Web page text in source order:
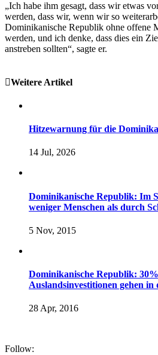
„Ich habe ihm gesagt, dass wir etwas
werden, dass wir, wenn wir so
Dominikanische Republik ohne offene
werden, und ich denke, dass dies ein
anstreben sollten“, sagte er.
Weitere Artikel
Hitzewarnung für die
14 Jul, 2026
Dominikanische Republik: Im
weniger Menschen als durch
5 Nov, 2015
Dominikanische Republik:
Auslandsinvestitionen gehen in
28 Apr, 2016
Follow: